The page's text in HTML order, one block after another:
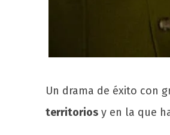
Un drama de éxito con
territorios y en la que